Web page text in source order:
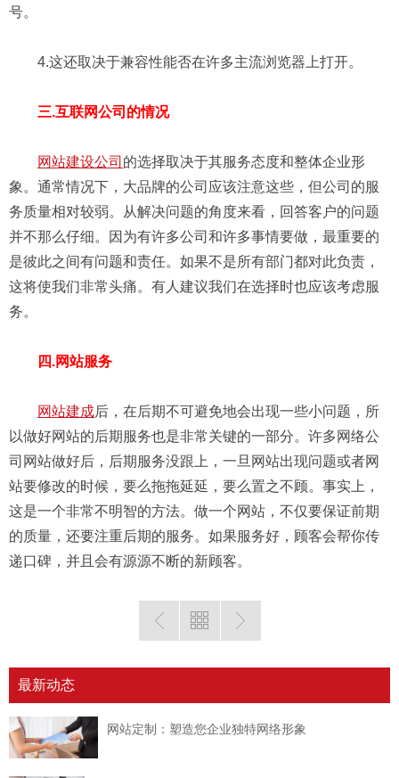
号。
4.这还取决于兼容性能否在许多主流浏览器上打开。
三.互联网公司的情况
网站建设公司 的选择取决于其服务态度和整体企业形
象。通常情况下，大品牌的公司应该注意这些，但公司的服
务质量相对较弱。从解决问题的角度来看，回答客户的问题
并不那么仔细。因为有许多公司和许多事情要做，最重要的
是彼此之间有问题和责任。如果不是所有部门都对此负责，
这将使我们非常头痛。有人建议我们在选择时也应该考虑服
务。
四.网站服务
网站建成后，在后期不可避免地会出现一些小问题，所
以做好网站的后期服务也是非常关键的一部分。许多网络公
司网站做好后，后期服务没跟上，一旦网站出现问题或者网
站要修改的时候，要么拖拖延延，要么置之不顾。事实上，
这是一个非常不明智的方法。做一个网站，不仅要保证前期
的质量，还要注重后期的服务。如果服务好，顾客会帮你传
递口碑，并且会有源源不断的新顾客。
最新动态
网站定制：塑造您企业独特网络形象